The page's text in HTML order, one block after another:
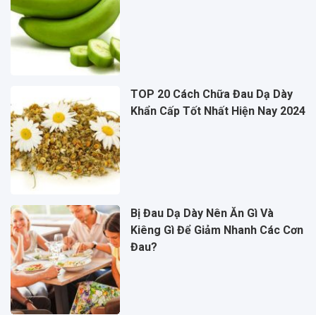
TOP 20 Cách Chữa Đau Dạ Dày
Khẩn Cấp Tốt Nhất Hiện Nay 2024
Bị Đau Dạ Dày Nên Ăn Gì Và
Kiêng Gì Để Giảm Nhanh Các Cơn
Đau?